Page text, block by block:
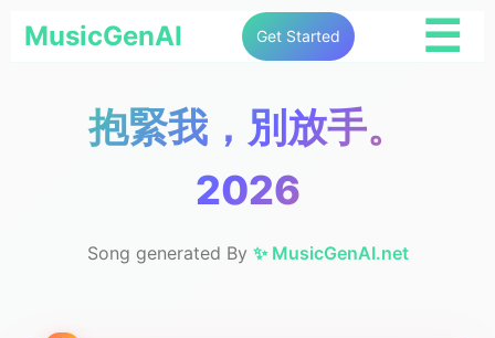
MusicGenAI Get Started
☰
抱緊我，別放手。
2026
Song generated By ✨ MusicGenAI.net